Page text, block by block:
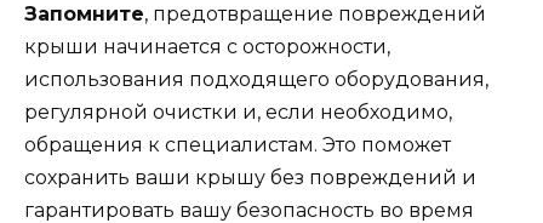
Запомните, предотвращение повреждений
крыши начинается с осторожности,
использования подходящего оборудования,
регулярной очистки и, если необходимо,
обращения к специалистам. Это поможет
сохранить ваши крышу без повреждений и
гарантировать вашу безопасность во время